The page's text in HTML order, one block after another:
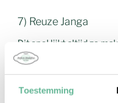
Toestemming
7) Reuze Janga
Dit spel lijkt altijd zo
waar. Probeer maar
er ook in reuze formaat